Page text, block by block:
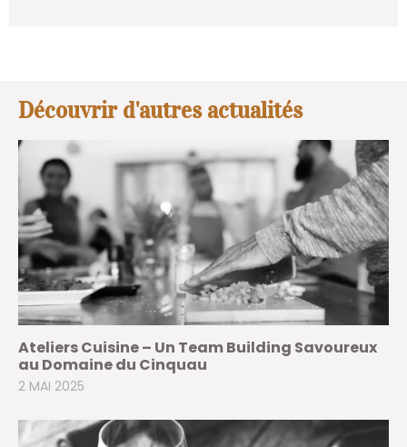
Découvrir d'autres actualités
Ateliers Cuisine – Un Team Building Savoureux
au Domaine du Cinquau
2 MAI 2025